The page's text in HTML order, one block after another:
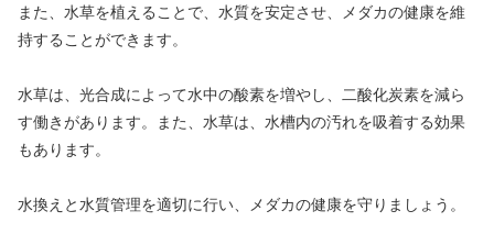
また、水草を植えることで、水質を安定させ、メダカの健康を維
持することができます。
水草は、光合成によって水中の酸素を増やし、二酸化炭素を減ら
す働きがあります。また、水草は、水槽内の汚れを吸着する効果
もあります。
水換えと水質管理を適切に行い、メダカの健康を守りましょう。